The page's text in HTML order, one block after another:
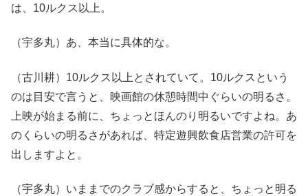
は、10ルクス以上。
（宇多丸）あ、本当に具体的な。
（古川耕）10ルクス以上とされていて。10ルクスという
のは目安で言うと、映画館の休憩時間中ぐらいの明るさ。
上映が始まる前に、ちょっとほんのり明るいですよね。あ
のくらいの明るさがあれば、特定遊興飲食店営業の許可を
出しますよと。
（宇多丸）いままでのクラブ感からすると、ちょっと明る